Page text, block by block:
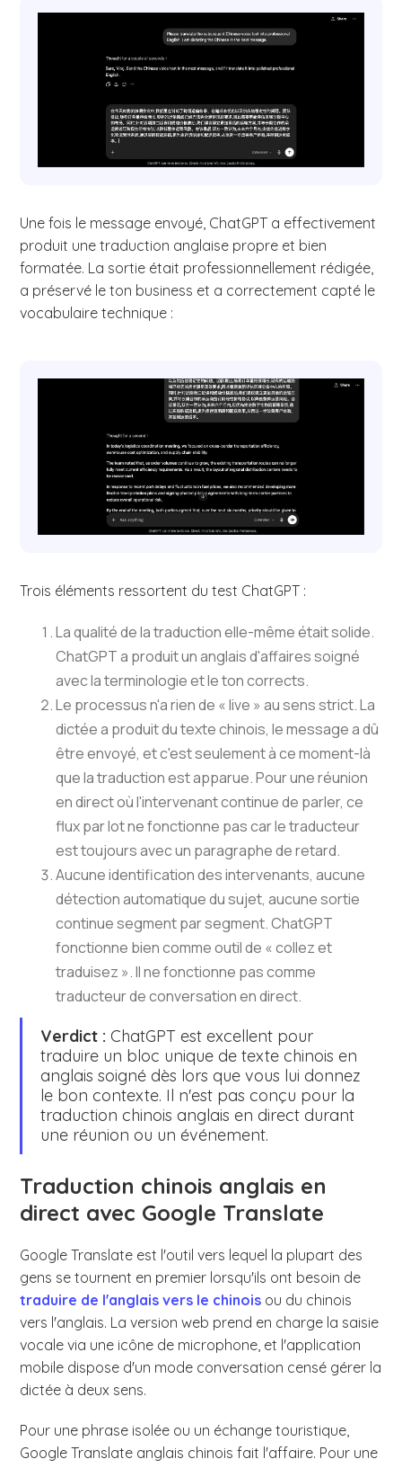
Une fois le message envoyé, ChatGPT a effectivement
produit une traduction anglaise propre et bien
formatée. La sortie était professionnellement rédigée,
a préservé le ton business et a correctement capté le
vocabulaire technique :
Trois éléments ressortent du test ChatGPT :
La qualité de la traduction elle-même était solide.
ChatGPT a produit un anglais d'affaires soigné
avec la terminologie et le ton corrects.
Le processus n'a rien de « live » au sens strict. La
dictée a produit du texte chinois, le message a dû
être envoyé, et c'est seulement à ce moment-là
que la traduction est apparue. Pour une réunion
en direct où l'intervenant continue de parler, ce
flux par lot ne fonctionne pas car le traducteur
est toujours avec un paragraphe de retard.
Aucune identification des intervenants, aucune
détection automatique du sujet, aucune sortie
continue segment par segment. ChatGPT
fonctionne bien comme outil de « collez et
traduisez ». Il ne fonctionne pas comme
traducteur de conversation en direct.
Verdict : ChatGPT est excellent pour
traduire un bloc unique de texte chinois en
anglais soigné dès lors que vous lui donnez
le bon contexte. Il n'est pas conçu pour la
traduction chinois anglais en direct durant
une réunion ou un événement.
Traduction chinois anglais en
direct avec Google Translate
Google Translate est l'outil vers lequel la plupart des
gens se tournent en premier lorsqu'ils ont besoin de
traduire de l'anglais vers le chinois ou du chinois
vers l'anglais. La version web prend en charge la saisie
vocale via une icône de microphone, et l'application
mobile dispose d'un mode conversation censé gérer la
dictée à deux sens.
Pour une phrase isolée ou un échange touristique,
Google Translate anglais chinois fait l'affaire. Pour une